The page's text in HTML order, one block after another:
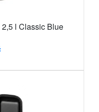
l Classic Blue